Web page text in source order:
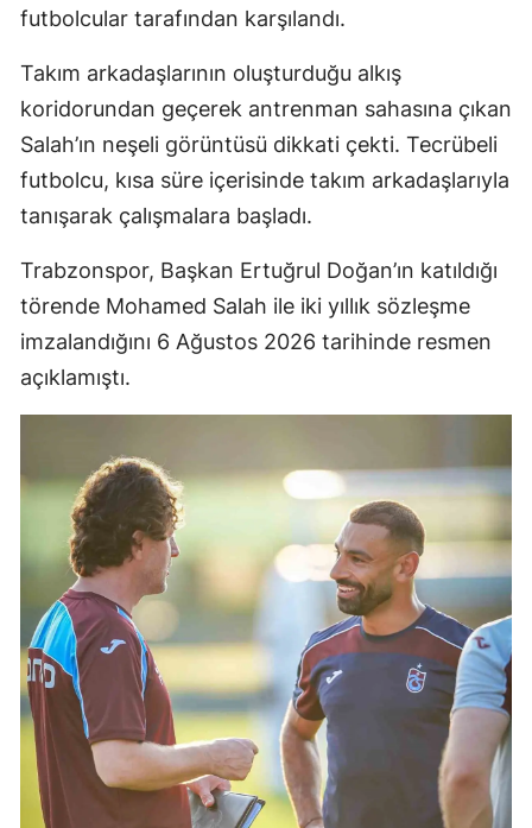
futbolcular tarafından karşılandı.
Takım arkadaşlarının oluşturduğu alkış
koridorundan geçerek antrenman sahasına çıkan
Salah’ın neşeli görüntüsü dikkati çekti. Tecrübeli
futbolcu, kısa süre içerisinde takım arkadaşlarıyla
tanışarak çalışmalara başladı.
Trabzonspor, Başkan Ertuğrul Doğan’ın katıldığı
törende Mohamed Salah ile iki yıllık sözleşme
imzalandığını 6 Ağustos 2026 tarihinde resmen
açıklamıştı.